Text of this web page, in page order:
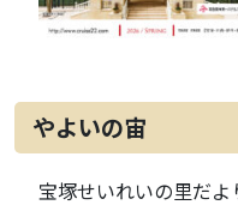
やよいの宙
宝塚せいれいの里だよ